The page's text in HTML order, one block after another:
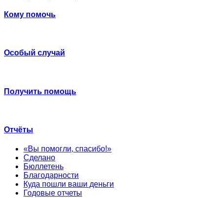
Кому помочь
Особый случай
Получить помощь
Отчёты
«Вы помогли, спасибо!»
Сделано
Бюллетень
Благодарности
Куда пошли ваши деньги
Годовые отчеты